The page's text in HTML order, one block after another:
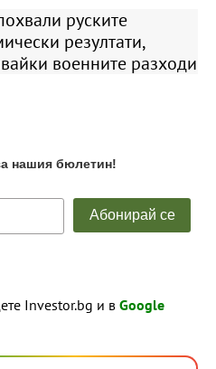
руските
резултати,
военните разходи
Investor.bg и в Google